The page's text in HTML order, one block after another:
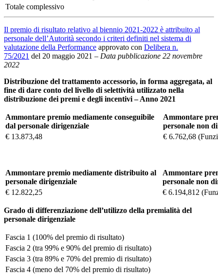
Totale complessivo
Il premio di risultato relativo al biennio 2021-2022 è attribuito al
personale dell’Autorità secondo i criteri definiti nel sistema di
valutazione della Performance approvato con Delibera n.
75/2021 del 20 maggio 2021 – Data pubblicazione 22 novembre
2022
Distribuzione del trattamento accessorio, in forma aggregata, al
fine di dare conto del livello di selettività utilizzato nella
distribuzione dei premi e degli incentivi – Anno 2021
Ammontare premio mediamente conseguibile
dal personale dirigenziale
Ammontare
personale non
€ 13.873,48
€ 6.762,68
Ammontare premio mediamente distribuito al
personale dirigenziale
Ammontare
personale non
€ 12.822,25
€ 6.194,812
Grado di differenziazione dell’utilizzo della premialità del
personale dirigenziale
Fascia 1 (100% del premio di risultato)
Fascia 2 (tra 99% e 90% del premio di risultato)
Fascia 3 (tra 89% e 70% del premio di risultato)
Fascia 4 (meno del 70% del premio di risultato)